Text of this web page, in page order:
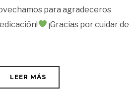
para agradeceros
¡Gracias por cuidar de
LEER MÁS